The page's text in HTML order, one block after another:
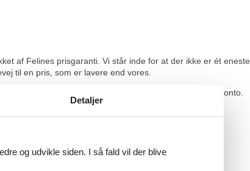
af Felines prisgaranti. Vi står inde for at der ikke er ét eneste
til en pris, som er lavere end vores.
i prisen. Summen bliver indsat direkte på din konto.
et sommerhus Blåvand Sønder Digevej, er du meget
Detaljer
og udvikle siden. I så fald vil der blive